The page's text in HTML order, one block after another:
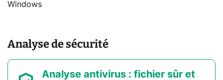
Windows
Analyse de sécurité
Analyse antivirus : fichier sûr et